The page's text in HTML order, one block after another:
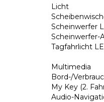
Licht
Scheinwerfer
Scheinwerfer-
Tagfahrlicht
Multimedia
Bord-/
My Key (2.
Audio-